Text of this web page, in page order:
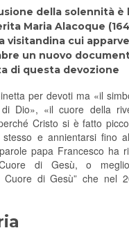
della solennità è
Maria Alacoque
visitandina cui
un nuovo
di questa devozione
per devoti ma «il
di Dio», «il cuore della
Cristo si è fatto
stesso e annientarsi fino
papa Francesco ha
di Gesù, o
Cuore di Gesù” che nel